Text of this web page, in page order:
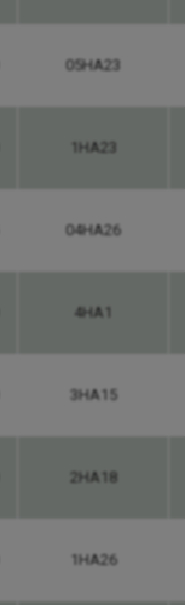
05HA23
1HA23
04HA26
4HA1
3HA15
2HA18
1HA26